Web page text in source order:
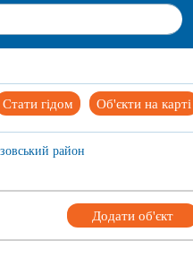
Об'єкти на карті
Стати гідом
район
Додати об'єкт